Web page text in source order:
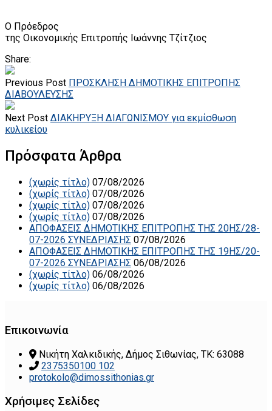
Ο Πρόεδρος
της Οικονομικής Επιτροπής Ιωάννης Τζίτζιος
Share:
Previous Post ΠΡΟΣΚΛΗΣΗ ΔΗΜΟΤΙΚΗΣ ΕΠΙΤΡΟΠΗΣ
ΔΙΑΒΟΥΛΕΥΣΗΣ
Next Post ΔΙΑΚΗΡΥΞΗ ΔΙΑΓΩΝΙΣΜΟΥ για εκμίσθωση
κυλικείου
Πρόσφατα Άρθρα
(χωρίς τίτλο) 07/08/2026
(χωρίς τίτλο) 07/08/2026
(χωρίς τίτλο) 07/08/2026
(χωρίς τίτλο) 07/08/2026
ΑΠΟΦΑΣΕΙΣ ΔΗΜΟΤΙΚΗΣ ΕΠΙΤΡΟΠΗΣ ΤΗΣ 20ΗΣ/28-
07-2026 ΣΥΝΕΔΡΙΑΣΗΣ 07/08/2026
ΑΠΟΦΑΣΕΙΣ ΔΗΜΟΤΙΚΗΣ ΕΠΙΤΡΟΠΗΣ ΤΗΣ 19ΗΣ/20-
07-2026 ΣΥΝΕΔΡΙΑΣΗΣ 06/08/2026
(χωρίς τίτλο) 06/08/2026
(χωρίς τίτλο) 06/08/2026
Επικοινωνία
Νικήτη Χαλκιδικής, Δήμος Σιθωνίας, ΤΚ: 63088
2375350100 102
protokolo@dimossithonias.gr
Χρήσιμες Σελίδες